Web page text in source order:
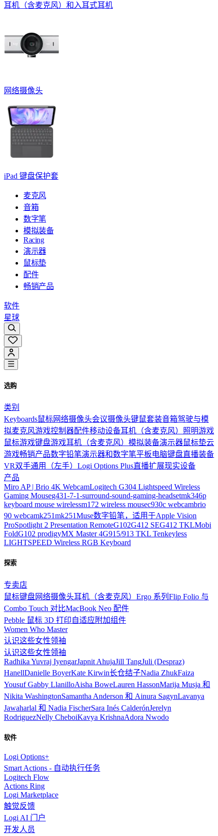
耳机（含麦克风）和入耳式耳机
网络摄像头
iPad 键盘保护套
麦克风
音箱
数字笔
模拟装备
Racing
演示器
鼠标垫
配件
畅销产品
软件
星球
选购
类别
Keyboards鼠标网络摄像头会议摄像头键鼠套装音箱驾驶与模
拟麦克风游戏控制器配件移动设备耳机（含麦克风） 照明游戏
鼠标游戏键盘游戏耳机（含麦克风） 模拟装备演示器鼠标垫云
游戏畅销产品数字铅笔演示器和数字笔平板电脑键盘直播装备
VR双手通用（左手） Logi Options Plus直播扩展现实设备
产品
Miro AP | Brio 4K WebcamLogitech G304 Lightspeed Wireless
Gaming Mouseg431-7-1-surround-sound-gaming-headsetmk346p
keyboard mouse wirelessm172 wireless mousec930c webcambrio
90 webcamk251mk251Muse数字铅笔，适用于Apple Vision
ProSpotlight 2 Presentation RemoteG102G412 SEG412 TKLMobi
FoldG102 prodigyMX Master 4G915/913 TKL Tenkeyless
LIGHTSPEED Wireless RGB Keyboard
探索
专卖店
鼠标键盘网络摄像头耳机（含麦克风） Ergo 系列 Flip Folio 与
Combo Touch 对比MacBook Neo 配件
Pebble 鼠标 3D 打印自适应附加组件
Women Who Master
认识这些女性领袖
认识这些女性领袖
Radhika Yuvraj IyengarJapnit AhujaJill TangJuli (Despraz)
HanellDanielle BoyerKate Kirwin长仓结子Nadia ZhukFaiza
YousufGabby LlanilloAisha BoweLauren HassonMarija Musja 和
Nikita WashingtonSamantha Anderson 和 Ainura SagynLavanya
Jawaharlal 和 Nadia FischerSara Inés CalderónJerelyn
RodriguezNelly CheboiKavya KrishnaAdora Nwodo
软件
Logi Options+
Smart Actions - 自动执行任务
Logitech Flow
Actions Ring
Logi Marketplace
触觉反馈
Logi AI 门户
开发人员